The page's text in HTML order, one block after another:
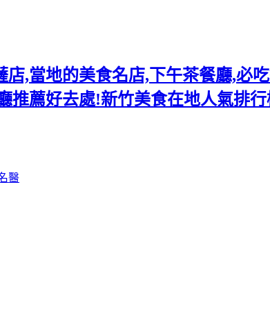
店,當地的美食名店,下午茶餐廳,必
推薦好去處!新竹美食在地人氣排
醫